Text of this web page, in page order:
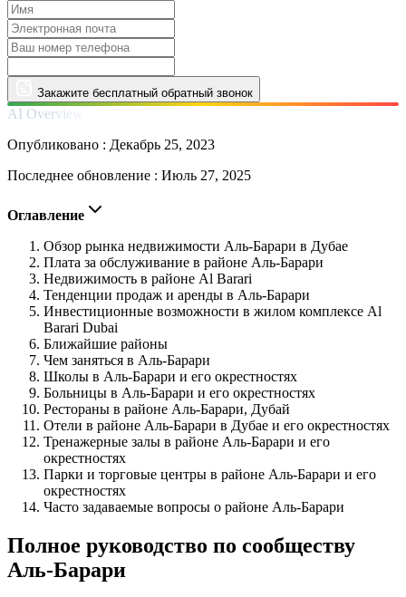
Закажите бесплатный обратный звонок
AI Overview
Опубликовано : Декабрь 25, 2023
Последнее обновление : Июль 27, 2025
Оглавление
Обзор рынка недвижимости Аль-Барари в Дубае
Плата за обслуживание в районе Аль-Барари
Недвижимость в районе Al Barari
Тенденции продаж и аренды в Аль-Барари
Инвестиционные возможности в жилом комплексе Al
Barari Dubai
Ближайшие районы
Чем заняться в Аль-Барари
Школы в Аль-Барари и его окрестностях
Больницы в Аль-Барари и его окрестностях
Рестораны в районе Аль-Барари, Дубай
Отели в районе Аль-Барари в Дубае и его окрестностях
Тренажерные залы в районе Аль-Барари и его
окрестностях
Парки и торговые центры в районе Аль-Барари и его
окрестностях
Часто задаваемые вопросы о районе Аль-Барари
Полное руководство по сообществу
Аль-Барари